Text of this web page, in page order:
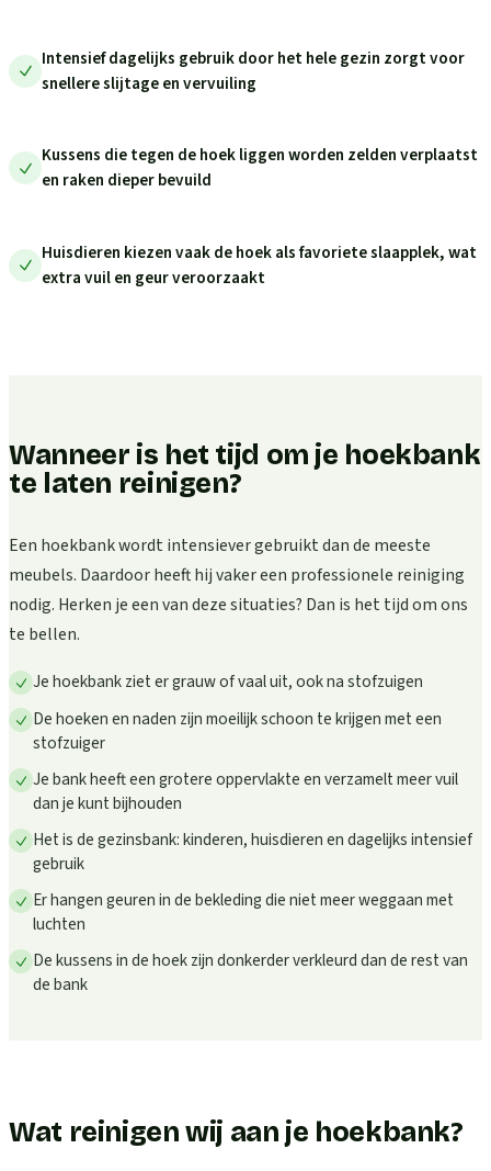
Intensief dagelijks gebruik door het hele gezin zorgt voor
snellere slijtage en vervuiling
Kussens die tegen de hoek liggen worden zelden verplaatst
en raken dieper bevuild
Huisdieren kiezen vaak de hoek als favoriete slaapplek, wat
extra vuil en geur veroorzaakt
Wanneer is het tijd om je hoekbank
te laten reinigen?
Een hoekbank wordt intensiever gebruikt dan de meeste
meubels. Daardoor heeft hij vaker een professionele reiniging
nodig. Herken je een van deze situaties? Dan is het tijd om ons
te bellen.
Je hoekbank ziet er grauw of vaal uit, ook na stofzuigen
De hoeken en naden zijn moeilijk schoon te krijgen met een
stofzuiger
Je bank heeft een grotere oppervlakte en verzamelt meer vuil
dan je kunt bijhouden
Het is de gezinsbank: kinderen, huisdieren en dagelijks intensief
gebruik
Er hangen geuren in de bekleding die niet meer weggaan met
luchten
De kussens in de hoek zijn donkerder verkleurd dan de rest van
de bank
Wat reinigen wij aan je hoekbank?